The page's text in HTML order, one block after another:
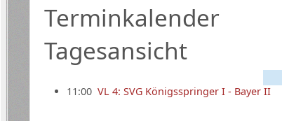
Terminkalender
Tagesansicht
11:00 VL 4: SVG Königsspringer I - Bayer II